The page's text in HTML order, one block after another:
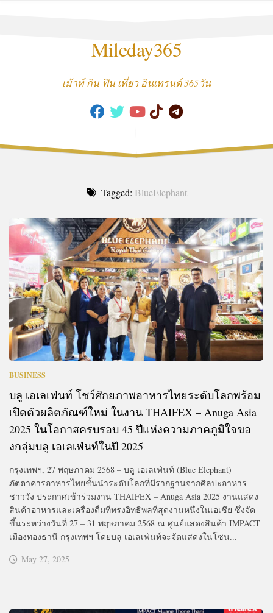
Mileday365
เม้าท์ กิน ฟิน เที่ยว อินเทรนด์ 365วัน
Tagged: BlueElephant
BUSINESS
บลู เอเลเฟ่นท์ โชว์ศักยภาพอาหารไทยระดับโลกพร้อม
เปิดตัวผลิตภัณฑ์ใหม่ ในงาน THAIFEX – Anuga Asia
2025 ในโอกาสครบรอบ 45 ปีแห่งความภาคภูมิใจขอ
งกลุ่มบลู เอเลเฟ่นท์ในปี 2025
กรุงเทพฯ, 27 พฤษภาคม 2568 – บลู เอเลเฟ่นท์ (Blue Elephant)
ภัตตาคารอาหารไทยชั้นนำระดับโลกที่มีรากฐานจากศิลปะอาหาร
ชาววัง ประกาศเข้าร่วมงาน THAIFEX – Anuga Asia 2025 งานแสดง
สินค้าอาหารและเครื่องดื่มที่ทรงอิทธิพลที่สุดงานหนึ่งในเอเชีย ซึ่งจัด
ขึ้นระหว่างวันที่ 27 – 31 พฤษภาคม 2568 ณ ศูนย์แสดงสินค้า IMPACT
เมืองทองธานี กรุงเทพฯ โดยบลู เอเลเฟ่นท์จะจัดแสดงในโซน...
May 27, 2025